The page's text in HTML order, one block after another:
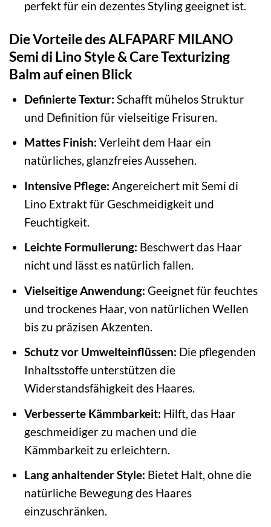
perfekt für ein dezentes Styling geeignet ist.
Die Vorteile des ALFAPARF MILANO
Semi di Lino Style & Care Texturizing
Balm auf einen Blick
Definierte Textur: Schafft mühelos Struktur
und Definition für vielseitige Frisuren.
Mattes Finish: Verleiht dem Haar ein
natürliches, glanzfreies Aussehen.
Intensive Pflege: Angereichert mit Semi di
Lino Extrakt für Geschmeidigkeit und
Feuchtigkeit.
Leichte Formulierung: Beschwert das Haar
nicht und lässt es natürlich fallen.
Vielseitige Anwendung: Geeignet für feuchtes
und trockenes Haar, von natürlichen Wellen
bis zu präzisen Akzenten.
Schutz vor Umwelteinflüssen: Die pflegenden
Inhaltsstoffe unterstützen die
Widerstandsfähigkeit des Haares.
Verbesserte Kämmbarkeit: Hilft, das Haar
geschmeidiger zu machen und die
Kämmbarkeit zu erleichtern.
Lang anhaltender Style: Bietet Halt, ohne die
natürliche Bewegung des Haares
einzuschränken.